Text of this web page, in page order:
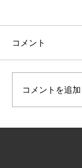
仁淀川で
コメント
コメントを追加